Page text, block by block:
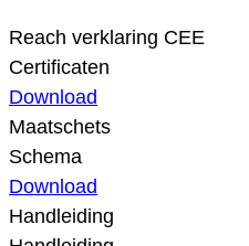
Reach verklaring CEE
Certificaten
Download
Maatschets
Schema
Download
Handleiding